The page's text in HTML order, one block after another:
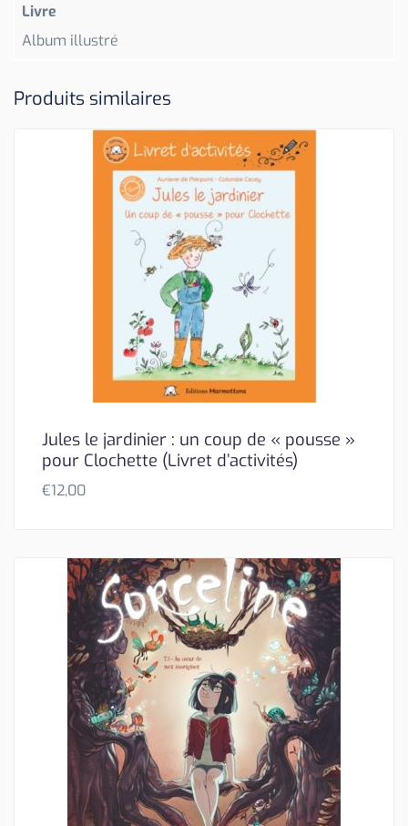
Livre
Album illustré
Produits similaires
Jules le jardinier : un coup de « pousse »
pour Clochette (Livret d’activités)
€12,00